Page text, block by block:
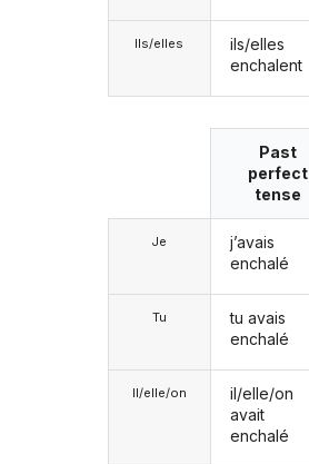
Ils/elles
ils/elles
enchalent
Je
Tu
Il/elle/on
Past
perfect
tense
j’avais
enchalé
tu avais
enchalé
il/elle/on
avait
enchalé